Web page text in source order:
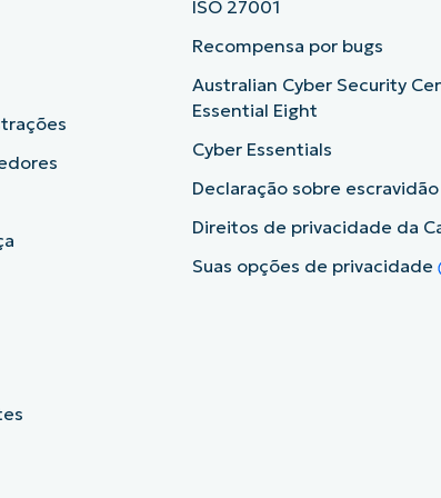
ISO 27001
Recompensa por bugs
Australian Cyber Security
Essential Eight
Cyber Essentials
Declaração sobre
Direitos de privacidade da
Suas opções de privacidade